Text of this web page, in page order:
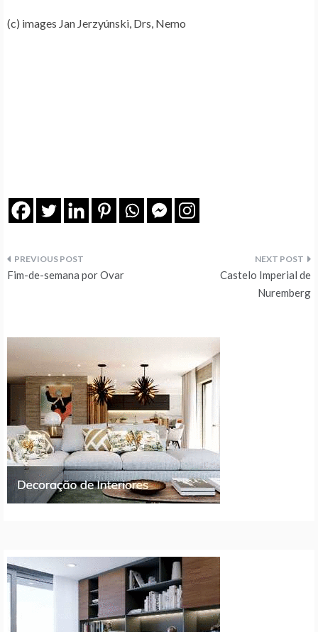
(c) images Jan Jerzyúnski, Drs, Nemo
Navegação
artigos
Fim-de-semana por Ovar
Castelo Imperial de
Nuremberg